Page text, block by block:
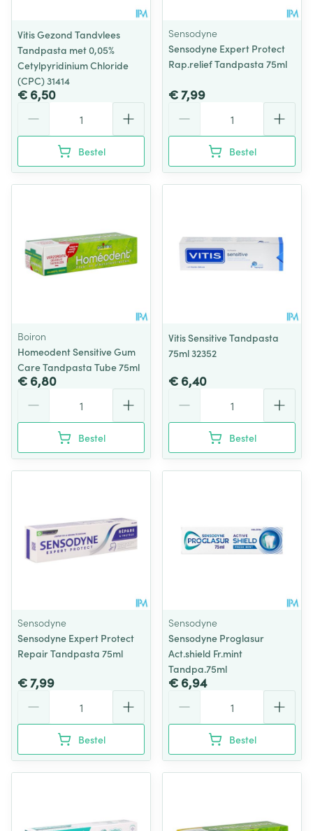
Vitis Gezond Tandvlees
Tandpasta met 0,05%
Cetylpyridinium Chloride
(CPC) 31414
€ 6,50
Bestel
Sensodyne
Sensodyne Expert Protect
Rap.relief Tandpasta 75ml
€ 7,99
Bestel
Boiron
Homeodent Sensitive Gum
Care Tandpasta Tube 75ml
€ 6,80
Bestel
Vitis Sensitive Tandpasta
75ml 32352
€ 6,40
Bestel
Sensodyne
Sensodyne Expert Protect
Repair Tandpasta 75ml
€ 7,99
Bestel
Sensodyne
Sensodyne Proglasur
Act.shield Fr.mint
Tandpa.75ml
€ 6,94
Bestel